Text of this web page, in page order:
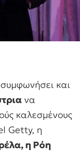
και
να
καλεσμένους
Getty, η
η Ρόη